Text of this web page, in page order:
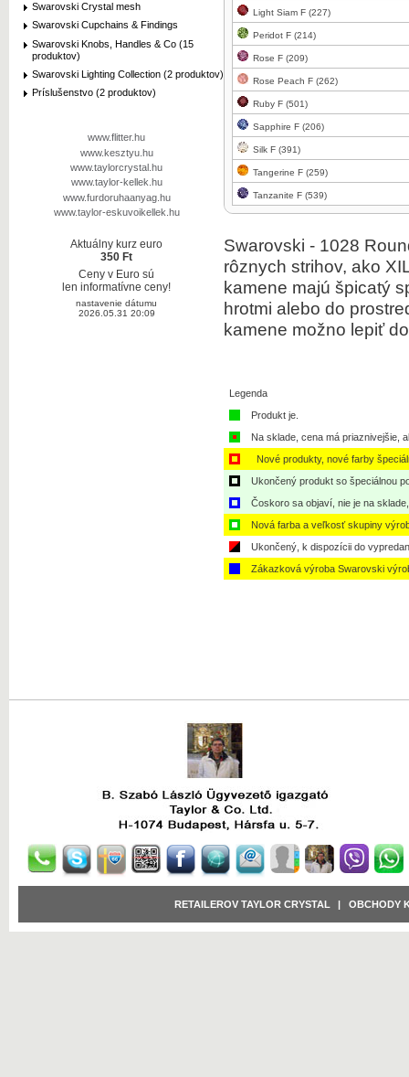
Swarovski Crystal mesh
Swarovski Cupchains & Findings
Swarovski Knobs, Handles & Co (15
produktov)
Swarovski Lighting Collection (2 produktov)
Príslušenstvo (2 produktov)
www.flitter.hu
www.kesztyu.hu
www.taylorcrystal.hu
www.taylor-kellek.hu
www.furdoruhaanyag.hu
www.taylor-eskuvoikellek.hu
Aktuálny kurz euro
350 Ft
Ceny v Euro sú
len informatívne ceny!
nastavenie dátumu
2026.05.31 20:09
Light Siam F (227)
Peridot F (214)
Rose F (209)
Rose Peach F (262)
Ruby F (501)
Sapphire F (206)
Silk F (391)
Tangerine F (259)
Tanzanite F (539)
Swarovski - 1028
rôznych strihov, ako
kamene majú špicatý
hrotmi alebo do
kamene možno lepiť do
Legenda
Produkt je.
Na sklade, cena má priaznivejšie,
Nové produkty, nové farby
Ukončený produkt so špeciálnou
Čoskoro sa objaví, nie je na
Nová farba a veľkosť skupiny
Ukončený, k dispozícii do
Zákazková výroba Swarovski
RETAILEROV TAYLOR CRYSTAL | OBCHODY